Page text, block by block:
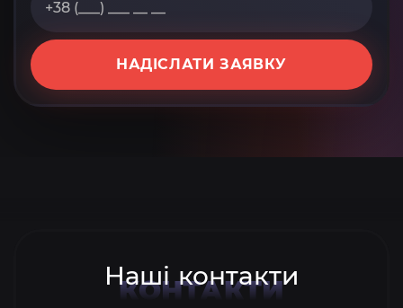
НАДІСЛАТИ ЗАЯВКУ
Наші контакти
КОНТАКТИ